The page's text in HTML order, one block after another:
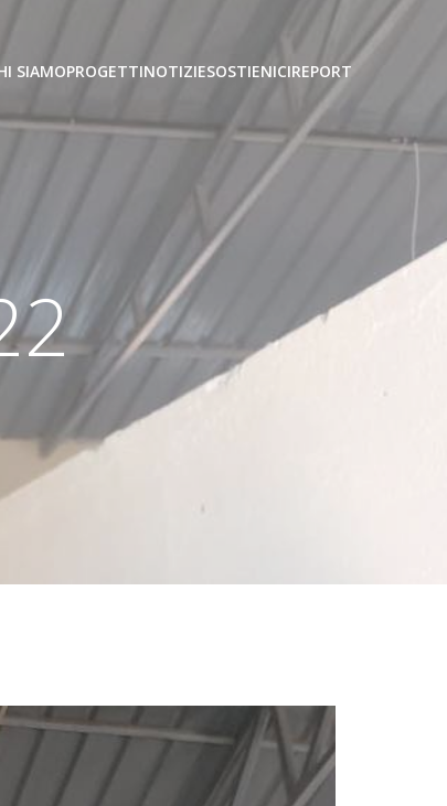
SIAMOPROGETTINOTIZIESOSTIENICIREPORT